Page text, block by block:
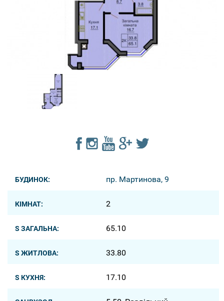
БУДИНОК: пр. Мартинова, 9
КІМНАТ: 2
S ЗАГАЛЬНА: 65.10
S ЖИТЛОВА: 33.80
S КУХНЯ: 17.10